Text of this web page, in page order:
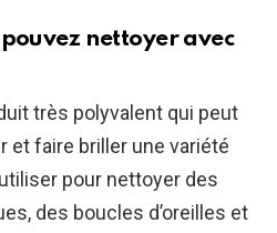
pouvez nettoyer avec
très polyvalent qui peut
et faire briller une variété
pour nettoyer des
des boucles d’oreilles et